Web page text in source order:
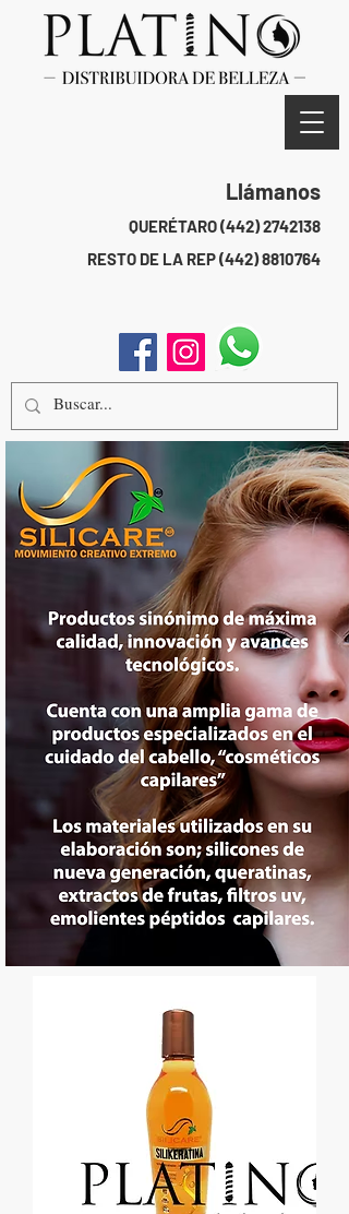
Llámanos
QUERÉTARO(442) 2742138
RESTO DE LA REP(442) 8810764